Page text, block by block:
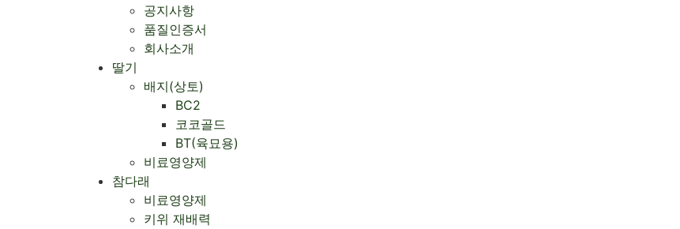
공지사항
품질인증서
회사소개
Menu 딸기
배지(상토)
BC2
코코골드
BT(육묘용)
비료영양제
참다래
비료영양제
키위 재배력